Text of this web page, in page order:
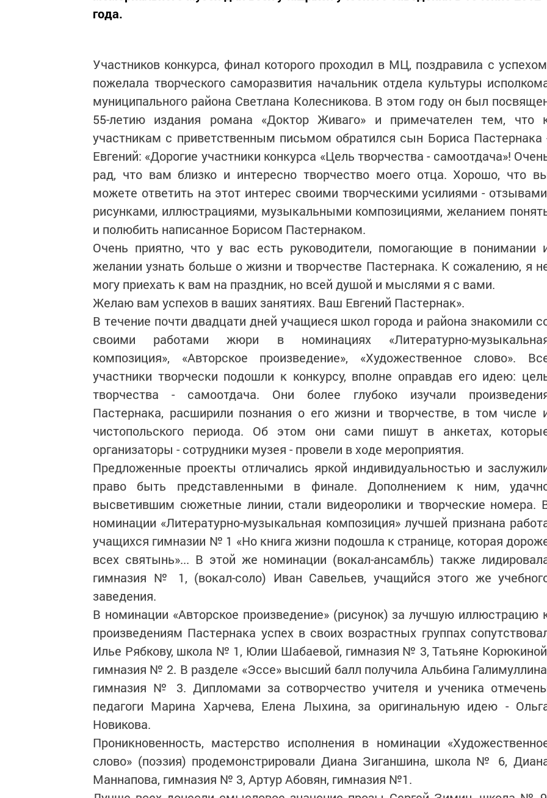
года.
Участников конкурса, финал которого проходил в МЦ, поздравила с
пожелала творческого саморазвития начальник отдела культуры
муниципального района Светлана Колесникова. В этом году он был
55-летию издания романа «Доктор Живаго» и примечателен тем, что
участникам с приветственным письмом обратился сын Бориса Пас­тернака
Евгений: «Дорогие участники конкурса «Цель творчества - самоотдача»!
рад, что вам близко и интересно творчество моего отца. Хорошо, что
можете ответить на этот интерес своими творческими усилиями -
рисунками, иллюстрациями, музыкальными композициями, желанием
и полюбить написанное Борисом Пастернаком.
Очень приятно, что у вас есть руководители, помогающие в понимании
желании узнать больше о жизни и творчестве Пас­тернака. К сожалению, я
могу приехать к вам на праздник, но всей душой и мыслями я с вами.
Желаю вам успехов в ваших занятиях. Ваш Евгений Пастернак».
В течение почти двадцати дней учащиеся школ города и района знакомили
своими работами жюри в номинациях «Литературно-
композиция», «Авторское произ­ведение», «Художественное слово».
участники творчески подошли к конкурсу, вполне оправдав его идею:
творчества - самоотдача. Они более глубоко изучали
Пастернака, расширили познания о его жизни и творчестве, в том числе
чистопольского периода. Об этом они сами пишут в анкетах,
организаторы - сотрудники музея - провели в ходе мероприятия.
Предложенные проекты отличались яркой индивидуальностью и
право быть представленными в финале. Дополнением к ним,
высветившим сюжетные линии, стали видеоролики и творческие номера.
номинации «Литературно-музыкальная композиция» лучшей признана
учащихся гимназии № 1 «Но книга жизни подошла к странице, которая
всех святынь»... В этой же номинации (вокал-ансамбль) также
гимназия № 1, (вокал-соло) Иван Савельев, учащийся этого же
заведения.
В номинации «Авторское произведение» (рисунок) за лучшую иллюстрацию
произведениям Пас­тернака успех в своих возрастных группах
Илье Рябкову, школа № 1, Юлии Шабаевой, гимназия № 3, Татьяне
гимназия № 2. В разделе «Эссе» высший балл получила Альбина
гимназия № 3. Дипломами за сотворчест­во учителя и ученика
педагоги Марина Харчева, Елена Лыхина, за оригинальную идею -
Новикова.
Проникновенность, мас­терство исполнения в номинации
слово» (поэзия) продемонстрировали Диана Зиганшина, школа № 6,
Маннапова, гимназия № 3, Артур Абовян, гимназия №1.